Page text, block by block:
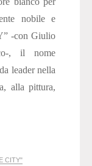
nobile e
-con Giulio
, il nome
leader nella
alla pittura,
CITY"